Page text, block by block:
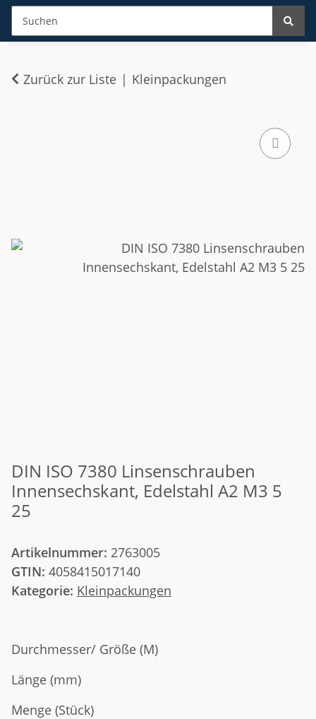
Zurück zur Liste Kleinpackungen
DIN ISO 7380 Linsenschrauben
Innensechskant, Edelstahl A2 M3 5
25
Artikelnummer: 2763005
GTIN: 4058415017140
Kategorie: Kleinpackungen
Durchmesser/ Größe (M)
Länge (mm)
Menge (Stück)